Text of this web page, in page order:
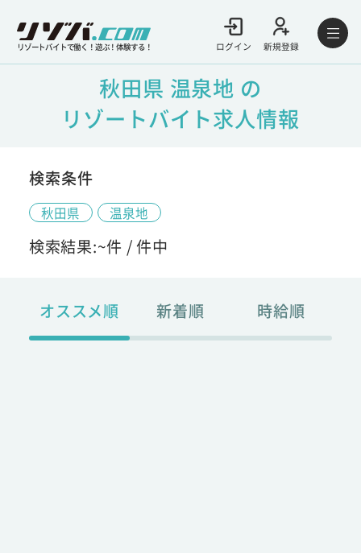
リゾートバイトで働く！遊ぶ！体験する！ ログイン 新規登録
秋田県 温泉地 の
リゾートバイト求人情報
検索条件
秋田県 温泉地
検索結果:~件 /件中
オススメ順 新着順 時給順